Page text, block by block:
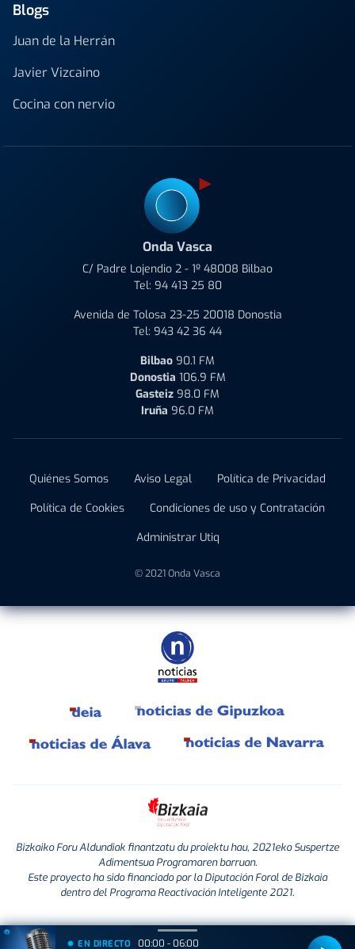
Blogs
Juan de la Herrán
Javier Vizcaino
Cocina con nervio
Onda Vasca
C/ Padre Lojendio 2 - 1º 48008 Bilbao
Tel: 94 413 25 80
Avenida de Tolosa 23-25 20018 Donostia
Tel: 943 42 36 44
Bilbao 90.1 FM
Donostia 106.9 FM
Gasteiz 98.0 FM
Iruña 96.0 FM
Quiénes Somos Aviso Legal
Política de Privacidad
Política de Cookies
Condiciones de uso y Contratación
Administrar Utiq
© 2021 Onda Vasca
Bizkaiko Foru Aldundiak finantzatu du proiektu hau, 2021eko Suspertze
Adimentsua Programaren barruan.
Este proyecto ha sido financiado por la Diputación Foral de Bizkaia
dentro del Programa Reactivación Inteligente 2021.
EN DIRECTO 00:00 - 06:00